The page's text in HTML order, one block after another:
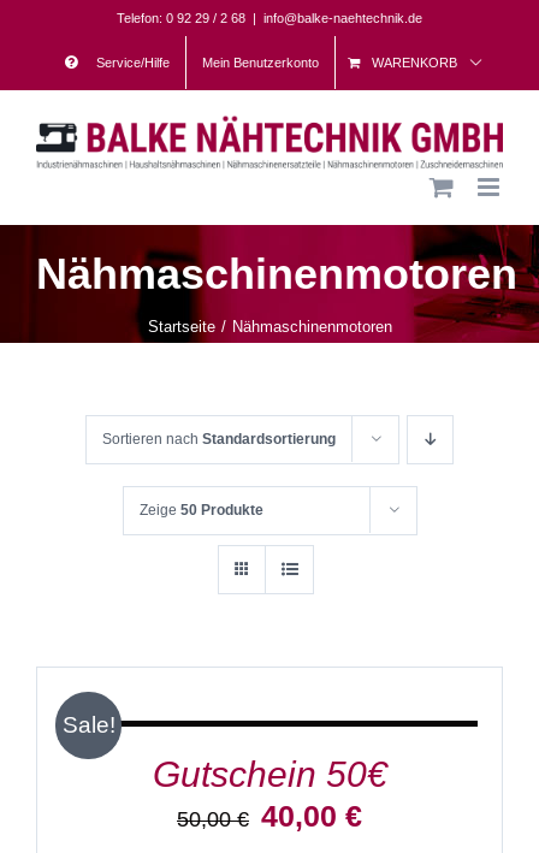
content
Telefon: 0 92 29 / 2 68 | info@balke-naehtechnik.de
Service/Hilfe Mein Benutzerkonto WARENKORB
Nähmaschinenmotoren
Startseite Nähmaschinenmotoren
Sortieren nach Standardsortierung
Zeige 50 Produkte
Sale!
Gutschein 50€
50,00€ Ursprünglicher
Preis
40,00 €Aktueller